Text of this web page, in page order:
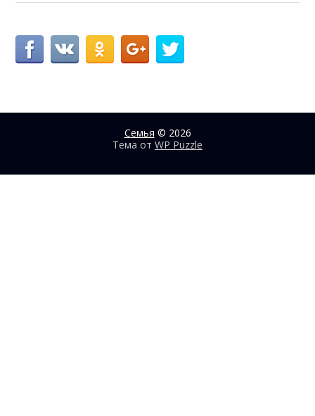
Семья © 2026
Тема от WP Puzzle